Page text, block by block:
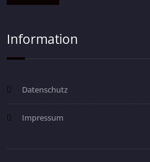
Information
Datenschutz
Impressum